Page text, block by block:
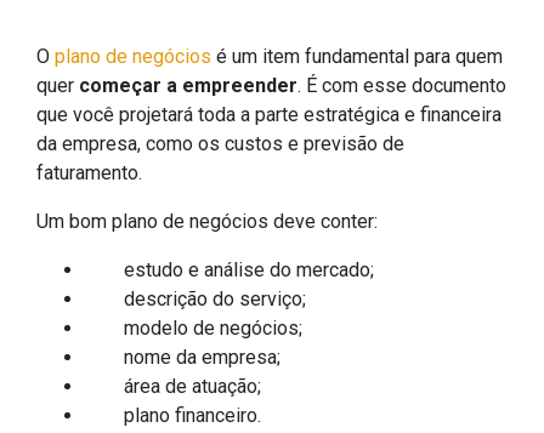
O plano de negócios é um item fundamental para quem
quer começar a empreender. É com esse documento
que você projetará toda a parte estratégica e financeira
da empresa, como os custos e previsão de
faturamento.
Um bom plano de negócios deve conter:
estudo e análise do mercado;
descrição do serviço;
modelo de negócios;
nome da empresa;
área de atuação;
plano financeiro.